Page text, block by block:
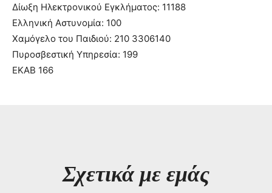
Δίωξη Ηλεκτρονικού Εγκλήματος: 11188
Ελληνική Αστυνομία: 100
Χαμόγελο του Παιδιού: 210 3306140
Πυροσβεστική Υπηρεσία: 199
ΕΚΑΒ 166
Σχετικά με εμάς